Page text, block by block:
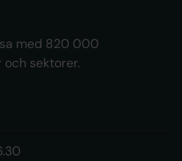
med 820 000
sektorer.